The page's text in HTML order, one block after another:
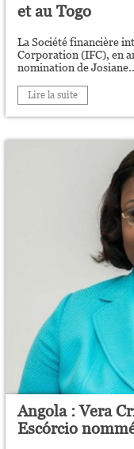
et au Togo
La Société financière
Corporation (IFC), en
nomination de
Lire la suite
Angola : Vera
Escórcio